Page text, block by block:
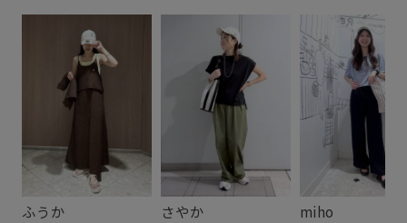
ふうか さやか miho